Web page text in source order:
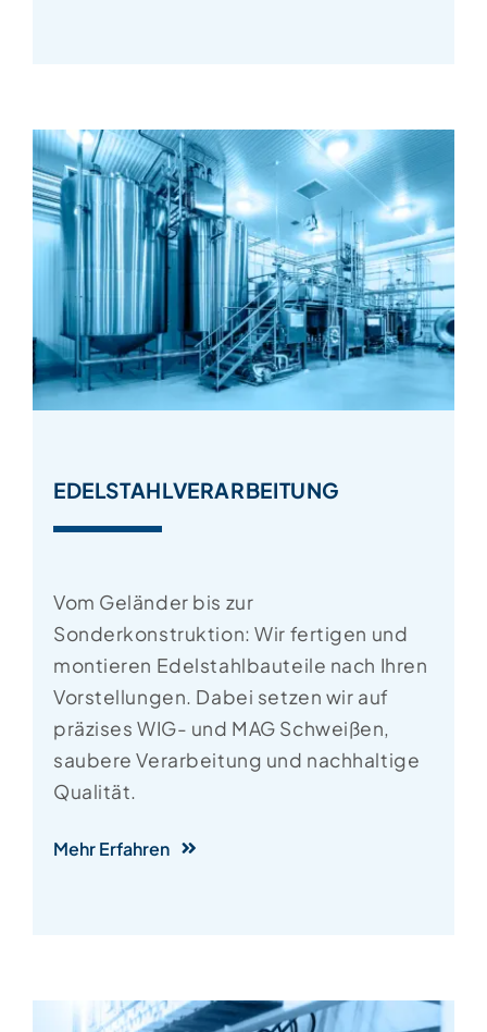
EDELSTAHLVERARBEITUNG
Vom Geländer bis zur
Sonderkonstruktion: Wir fertigen und
montieren Edelstahlbauteile nach Ihren
Vorstellungen. Dabei setzen wir auf
präzises WIG- und MAG Schweißen,
saubere Verarbeitung und nachhaltige
Qualität.
Mehr Erfahren